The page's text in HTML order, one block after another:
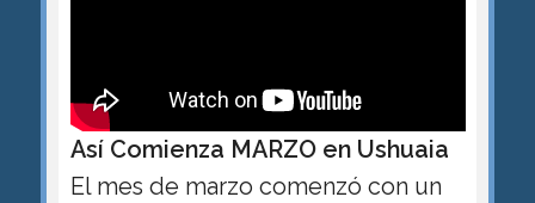
Así Comienza MARZO en Ushuaia
El mes de marzo comenzó con un